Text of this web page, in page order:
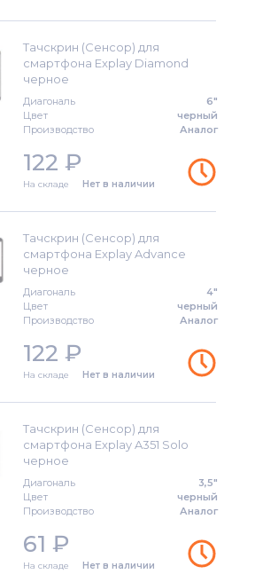
для смартфонов Sony
для смартфонов
для смартфоновAlcatel
для смартфонов
для смартфонов
Тачскрин (Сенсор) для
смартфона Explay Diamond
черное
Диагональ
6"
Цвет
черный
Производство
Аналог
122 ₽
На складе Нет в наличии
Тачскрин (Сенсор) для
смартфона Explay Advance
черное
Диагональ
4"
Цвет
черный
Производство
Аналог
122 ₽
На складе Нет в наличии
Тачскрин (Сенсор) для
смартфона Explay A351 Solo
черное
Диагональ
3,5"
Цвет
черный
Производство
Аналог
61 ₽
На складе Нет в наличии